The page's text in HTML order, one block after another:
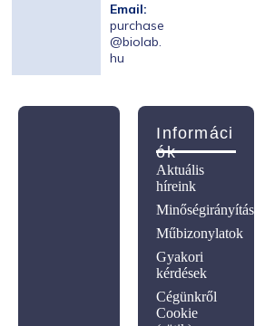
Email:
purchase
@biolab.
hu
Informáci
Ók
Aktuális
híreink
Minőségirányítás
Műbizonylatok
Gyakori
kérdések
Cégünkről
Cookie